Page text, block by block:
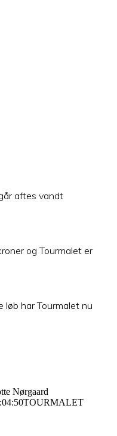
aftes vandt
og Tourmalet er
har Tourmalet nu
Nørgaard
TOURMALET